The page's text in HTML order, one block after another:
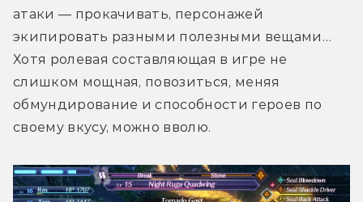
атаки — прокачивать, персонажей
экипировать разными полезными вещами…
Хотя ролевая составляющая в игре не
слишком мощная, повозиться, меняя
обмундирование и способности героев по
своему вкусу, можно вволю.